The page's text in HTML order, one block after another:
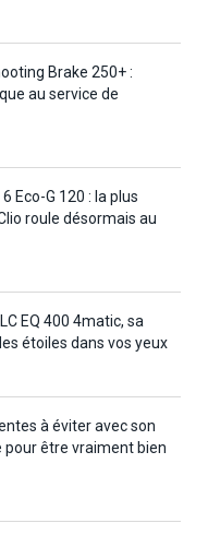
Brake 250+ :
au service de
Eco-G 120 : la plus
roule désormais au
EQ 400 4matic, sa
étoiles dans vos yeux
à éviter avec son
pour être vraiment bien